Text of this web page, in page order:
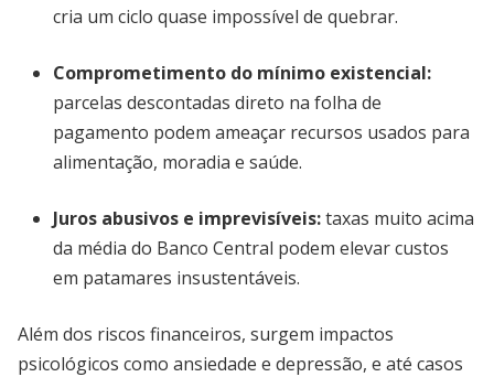
cria um ciclo quase impossível de quebrar.
Comprometimento do mínimo existencial:
parcelas descontadas direto na folha de
pagamento podem ameaçar recursos usados para
alimentação, moradia e saúde.
Juros abusivos e imprevisíveis:taxas muito acima
da média do Banco Central podem elevar custos
em patamares insustentáveis.
Além dos riscos financeiros, surgem impactos
psicológicos como ansiedade e depressão, e até casos